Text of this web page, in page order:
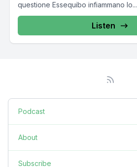
questione Essequibo infiammano lo...
Listen
Podcast
About
Subscribe